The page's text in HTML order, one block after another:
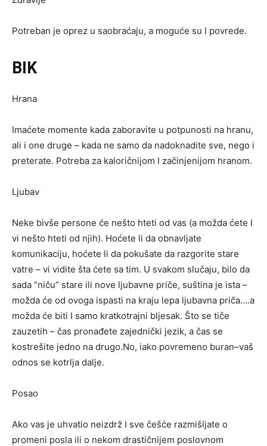
Potreban je oprez u saobraćaju, a moguće su I povrede.
BIK
Hrana
Imaćete momente kada zaboravite u potpunosti na hranu,
ali i one druge – kada ne samo da nadoknadite sve, nego i
preterate. Potreba za kaloričnijom I začinjenijom hranom.
Ljubav
Neke bivše persone će nešto hteti od vas (a možda ćete I
vi nešto hteti od njih). Hoćete li da obnavljate
komunikaciju, hoćete li da pokušate da razgorite stare
vatre – vi vidite šta ćete sa tim. U svakom slučaju, bilo da
sada “niču” stare ili nove ljubavne priče, suština je ista –
možda će od ovoga ispasti na kraju lepa ljubavna priča….a
možda će biti I samo kratkotrajni bljesak. Što se tiče
zauzetih – čas pronađete zajednički jezik, a čas se
kostrešite jedno na drugo.No, iako povremeno buran–vaš
odnos se kotrlja dalje.
Posao
Ako vas je uhvatio neizdrž I sve češće razmišljate o
promeni posla ili o nekom drastičnijem poslovnom